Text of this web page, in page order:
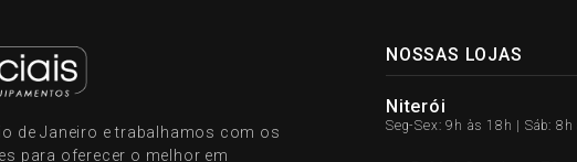
de Janeiro e trabalhamos com os
para oferecer o melhor em
NOSSAS LOJAS
Niterói
Seg-Sex: 9h às 18h | Sáb: 8h